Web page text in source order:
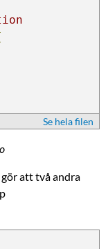
Se hela filen
att två andra